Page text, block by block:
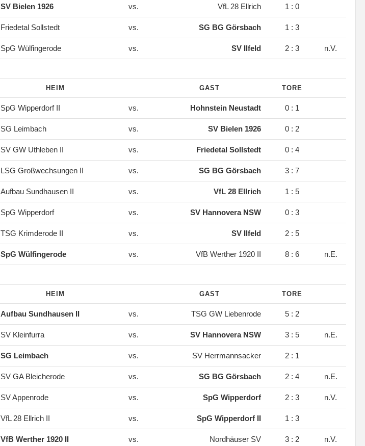
SV Bielen 1926 vs. VfL 28 Ellrich 1 : 0
Friedetal Sollstedt vs. SG BG Görsbach 1 : 3
SpG Wülfingerode vs. SV Ilfeld 2 : 3 n.V.
HEIM GAST TORE
SpG Wipperdorf II vs. Hohnstein Neustadt 0 : 1
SG Leimbach vs. SV Bielen 1926 0 : 2
SV GW Uthleben II vs. Friedetal Sollstedt 0 : 4
LSG Großwechsungen II vs. SG BG Görsbach 3 : 7
Aufbau Sundhausen II vs. VfL 28 Ellrich 1 : 5
SpG Wipperdorf vs. SV Hannovera NSW 0 : 3
TSG Krimderode II vs. SV Ilfeld 2 : 5
SpG Wülfingerode vs. VfB Werther 1920 II 8 : 6 n.E.
HEIM GAST TORE
Aufbau Sundhausen II vs. TSG GW Liebenrode 5 : 2
SV Kleinfurra vs. SV Hannovera NSW 3 : 5 n.E.
SG Leimbach vs. SV Herrmannsacker 2 : 1
SV GA Bleicherode vs. SG BG Görsbach 2 : 4 n.E.
SV Appenrode vs. SpG Wipperdorf 2 : 3 n.V.
VfL 28 Ellrich II vs. SpG Wipperdorf II 1 : 3
VfB Werther 1920 II vs. Nordhäuser SV 3 : 2 n.V.